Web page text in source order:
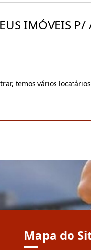
IMÓVEIS P/
temos vários
Mapa do